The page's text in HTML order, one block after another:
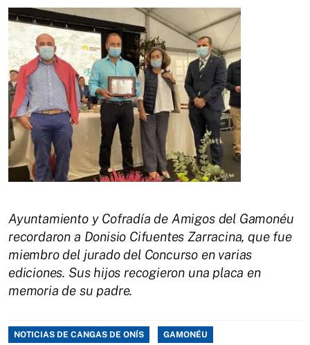
Ayuntamiento y Cofradía de Amigos del Gamonéu
recordaron a Donisio Cifuentes Zarracina, que fue
miembro del jurado del Concurso en varias
ediciones. Sus hijos recogieron una placa en
memoria de su padre.
NOTICIAS DE CANGAS DE ONÍS GAMONÉU